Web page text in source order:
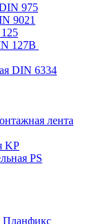
975
9021
127B
DIN 6334
лента
KP
PS
Планфикс